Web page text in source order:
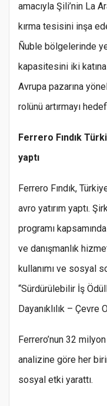
amacıyla Şili’nin La
kırma tesisini inşa
Ñuble bölgelerinde
kapasitesini iki
Avrupa pazarına
rolünü artırmayı
Ferrero Fındık
yaptı
Ferrero Fındık,
avro yatırım yaptı.
programı
ve danışmanlık
kullanımı ve sosyal
“Sürdürülebilir İş
Dayanıklılık – Çevre
Ferrero’nun 32
analizine göre her
sosyal etki yarattı.